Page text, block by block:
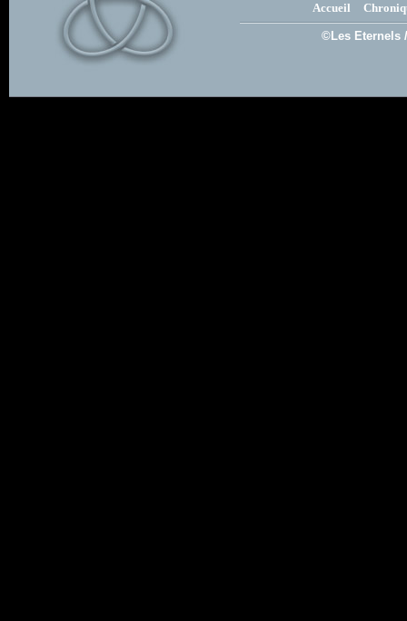
Accueil
©Les Eternels